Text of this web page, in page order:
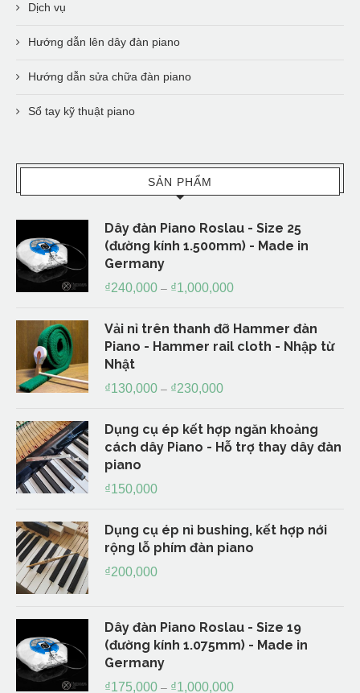
Dịch vụ
Hướng dẫn lên dây đàn piano
Hướng dẫn sửa chữa đàn piano
Sổ tay kỹ thuật piano
SẢN PHẨM
Dây đàn Piano Roslau - Size 25
(đường kính 1.500mm) - Made in
Germany
₫240,000 – ₫1,000,000
Vải nỉ trên thanh đỡ Hammer đàn
Piano - Hammer rail cloth - Nhập từ
Nhật
₫130,000 – ₫230,000
Dụng cụ ép kết hợp ngăn khoảng
cách dây Piano - Hỗ trợ thay dây đàn
piano
₫150,000
Dụng cụ ép nỉ bushing, kết hợp nới
rộng lỗ phím đàn piano
₫200,000
Dây đàn Piano Roslau - Size 19
(đường kính 1.075mm) - Made in
Germany
₫175,000 – ₫1,000,000